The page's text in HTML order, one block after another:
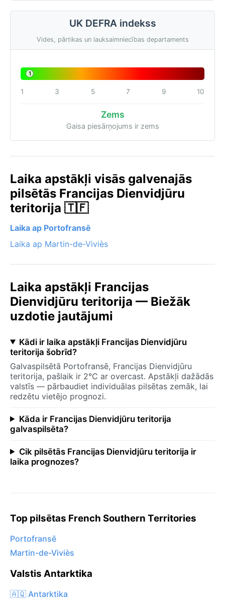
UK DEFRA indekss
Vides, pārtikas un lauksaimniecības departaments
1
1 3 5 7 9 10
Zems
Gaisa piesārņojums ir zems
Laika apstākļi visās galvenajās
pilsētās Francijas Dienvidjūru
teritorija 🇹🇫
Laika ap Portofransē
Laika ap Martin-de-Viviès
Laika apstākļi Francijas
Dienvidjūru teritorija — Biežāk
uzdotie jautājumi
Kādi ir laika apstākļi Francijas Dienvidjūru
teritorija šobrīd?
Galvaspilsētā Portofransē, Francijas Dienvidjūru
teritorija, pašlaik ir 2°C ar overcast. Apstākļi dažādās
valstīs — pārbaudiet individuālas pilsētas zemāk, lai
redzētu vietējo prognozi.
Kāda ir Francijas Dienvidjūru teritorija
galvaspilsēta?
Cik pilsētās Francijas Dienvidjūru teritorija ir
laika prognozes?
Top pilsētas French Southern Territories
Portofransē
Martin-de-Viviès
Valstis Antarktika
🇦🇶 Antarktika